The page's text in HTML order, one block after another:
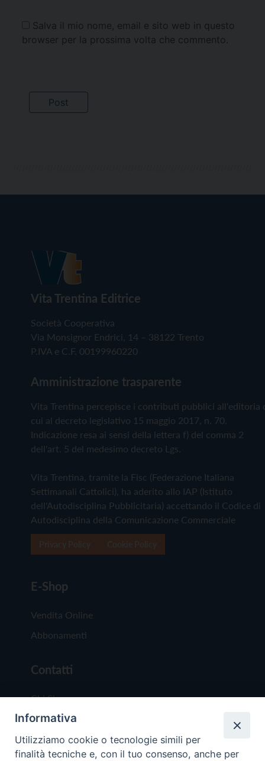
Salva il mio nome, email e sito web in questo
browser per la prossima volta che commento.
Vita Trentina Editrice
Società Cooperativa
Via Monsignor Endrici, 14 – 38122 Trento
P.IVA e C.F. 00199960220
Amministrazione trasparente
Vita Trentina percepisce i contributi pubblici all'editoria
cui al decreto legislativo 15 maggio 2017, n. 70.
Indicazione resa ai sensi della lettera f) del comma 2
dell'art. 5 del medesimo decreto Lgs.
Vita Trentina, tramite la Fisc (Federazione Italiana
Settimanali Cattolici), ha aderito allo IAP (Istituto
dell'Autodisciplina Pubblicitaria) accettando il Codice di
Autodisciplina della Comunicazione Commerciale
E-Shop
Vendita Online
Abbonamenti
Contatti
Chi Siamo
Redazione
Scrivici
Informativa
Utilizziamo cookie o tecnologie simili per
finalità tecniche e, con il tuo consenso, anche per